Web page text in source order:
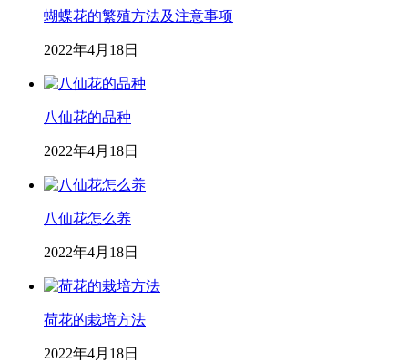
蝴蝶花的繁殖方法及注意事项
2022年4月18日
八仙花的品种
2022年4月18日
八仙花怎么养
2022年4月18日
荷花的栽培方法
2022年4月18日